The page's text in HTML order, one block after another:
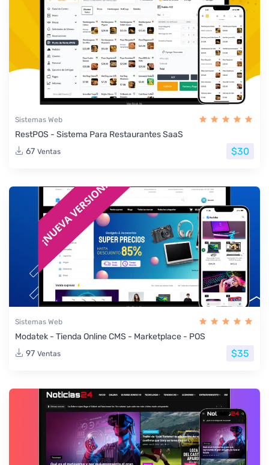
Sistemas Web
RestPOS - Sistema Para Restaurantes SaaS
67 Ventas $30
Sistemas Web
Modatek - Tienda Online CMS - Marketplace - POS
97 Ventas $35